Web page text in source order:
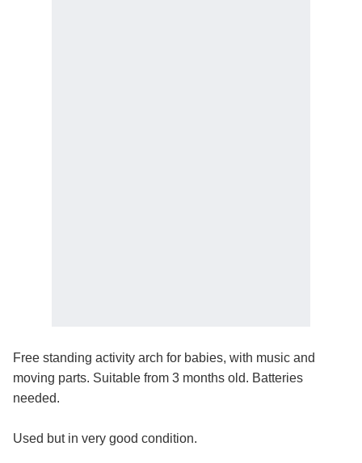
Free standing activity arch for babies, with music and
moving parts. Suitable from 3 months old. Batteries
needed.
Used but in very good condition.